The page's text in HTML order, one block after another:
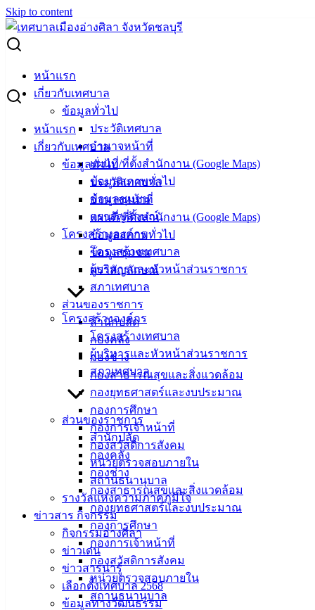
Skip to content
หน้าแรก
เกี่ยวกับเทศบาล
ข้อมูลทั่วไป
ประวัติเทศบาล
อำนาจหน้าที่
แผนที่/ที่ตั้งสำนักงาน (Google Maps)
ข้อมูลสภาพทั่วไป
ข้อมูลชุมชน
ตราสัญลักษณ์
โครงสร้างองค์กร
โครงสร้างเทศบาล
ผู้บริหารและหัวหน้าส่วนราชการ
สภาเทศบาล
ส่วนของราชการ
สำนักปลัด
กองคลัง
กองช่าง
กองสาธารณสุขและสิ่งแวดล้อม
กองยุทธศาสตร์และงบประมาณ
กองการศึกษา
กองการเจ้าหน้าที่
กองสวัสดิการสังคม
หน่วยตรวจสอบภายใน
สถานธนานุบาล
รางวัลแห่งความภาคภูมิใจ
ข่าวสาร กิจกรรม
กิจกรรมอ่างศิลา
ข่าวเด่น
ข่าวสารน่ารู้
เลือกตั้งเทศบาล 2568
ข้อมูลทางวัฒนธรรม
หน้าแรก
เกี่ยวกับเทศบาล
ข้อมูลทั่วไป
ประวัติเทศบาล
อำนาจหน้าที่
แผนที่/ที่ตั้งสำนักงาน (Google Maps)
ข้อมูลสภาพทั่วไป
ข้อมูลชุมชน
ตราสัญลักษณ์
โครงสร้างองค์กร
โครงสร้างเทศบาล
ผู้บริหารและหัวหน้าส่วนราชการ
สภาเทศบาล
ส่วนของราชการ
สำนักปลัด
กองคลัง
กองช่าง
กองสาธารณสุขและสิ่งแวดล้อม
กองยุทธศาสตร์และงบประมาณ
กองการศึกษา
กองการเจ้าหน้าที่
กองสวัสดิการสังคม
หน่วยตรวจสอบภายใน
สถานธนานุบาล
Search for:
ขายทอดตลาดทรัพย์สิน ป.ป.ส.ภาค 2
ขายทอดตลาดทรัพย์สิน ป.ป.ส.ภาค 2
มิถุนายน 17, 2025มิถุนายน 17, 2025
ข่าวสารน่ารู้
ขายทอดตลาดทรัพย์สิน ป.ป.ส.ภาค 2
เทศบาล
อ.เมือง จ.ชลบุรี
บริการ
ประชาชน
ดาวน์โหลด
แบบ
ฟอร์ม,